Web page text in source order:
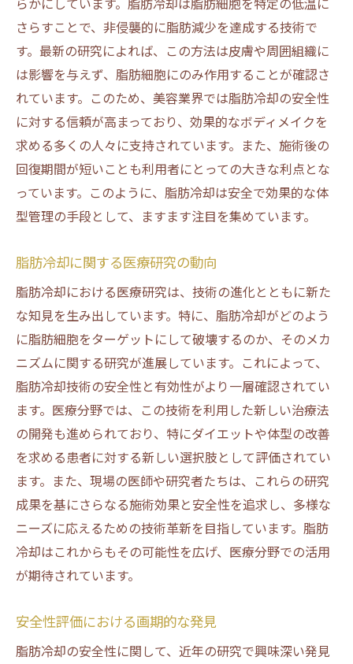
さらすことで、非侵襲的に脂肪減少を達成する技術で
す。最新の研究によれば、この方法は皮膚や周囲組織に
は影響を与えず、脂肪細胞にのみ作用することが確認さ
れています。このため、美容業界では脂肪冷却の安全性
に対する信頼が高まっており、効果的なボディメイクを
求める多くの人々に支持されています。また、施術後の
回復期間が短いことも利用者にとっての大きな利点とな
っています。このように、脂肪冷却は安全で効果的な体
型管理の手段として、ますます注目を集めています。
脂肪冷却に関する医療研究の動向
脂肪冷却における医療研究は、技術の進化とともに新た
な知見を生み出しています。特に、脂肪冷却がどのよう
に脂肪細胞をターゲットにして破壊するのか、そのメカ
ニズムに関する研究が進展しています。これによって、
脂肪冷却技術の安全性と有効性がより一層確認されてい
ます。医療分野では、この技術を利用した新しい治療法
の開発も進められており、特にダイエットや体型の改善
を求める患者に対する新しい選択肢として評価されてい
ます。また、現場の医師や研究者たちは、これらの研究
成果を基にさらなる施術効果と安全性を追求し、多様な
ニーズに応えるための技術革新を目指しています。脂肪
冷却はこれからもその可能性を広げ、医療分野での活用
が期待されています。
安全性評価における画期的な発見
脂肪冷却の安全性に関して、近年の研究で興味深い発見